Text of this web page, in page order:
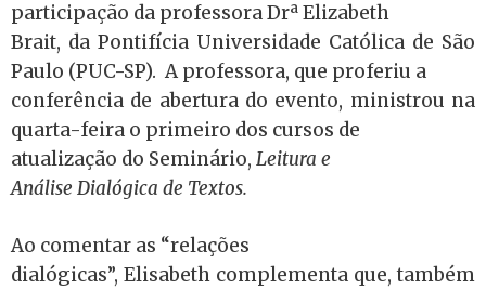
participação da professora Drª Elizabeth
Brait, da Pontifícia Universidade Católica de São
Paulo (PUC-SP). A professora, que proferiu a
conferência de abertura do evento, ministrou na
quarta-feira o primeiro dos cursos de
atualização do Seminário, Leitura e
Análise Dialógica de Textos.
Ao comentar as “relações
dialógicas”, Elisabeth complementa que, também